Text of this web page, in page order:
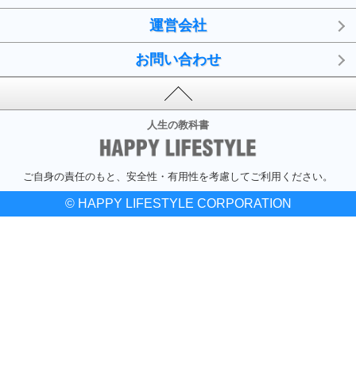
運営会社
お問い合わせ
人生の教科書
ご自身の責任のもと、安全性・有用性を考慮してご利用ください。
© HAPPY LIFESTYLE CORPORATION